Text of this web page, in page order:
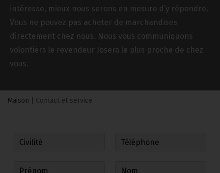
intéresse, mieux nous serons en mesure d’y répondre.
Vous ne pouvez pas acheter de marchandises
directement chez nous. Nous vous communiquons
volontiers le revendeur Josera le plus proche de chez
vous.
Maison Contact et service